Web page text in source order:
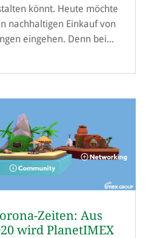
könnt. Heute möchte
nachhaltigen Einkauf von
eingehen. Denn bei...
Zeiten: Aus
wird PlanetIMEX